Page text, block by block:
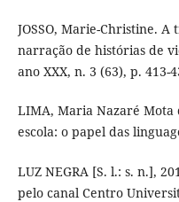
JOSSO, Marie-Christine.
narração de histórias de
ano XXX, n. 3 (63), p. 413-
LIMA, Maria Nazaré Mota
escola: o papel das
LUZ NEGRA [S. l.: s. n.],
pelo canal Centro